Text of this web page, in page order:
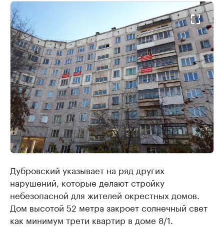
Дубровский указывает на ряд других
нарушений, которые делают стройку
небезопасной для жителей окрестных домов.
Дом высотой 52 метра закроет солнечный свет
как минимум трети квартир в доме 8/1.